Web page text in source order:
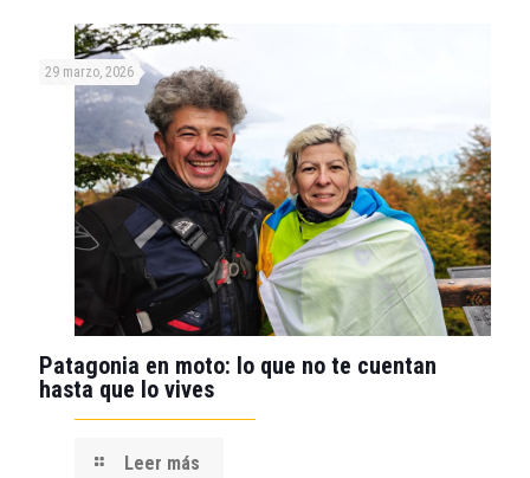
29 marzo, 2026
Patagonia en moto: lo que no te cuentan
hasta que lo vives
Leer más